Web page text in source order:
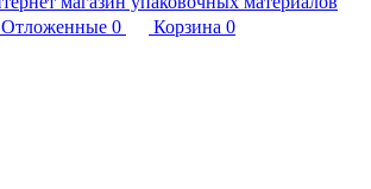
Отложенные 0 Корзина 0